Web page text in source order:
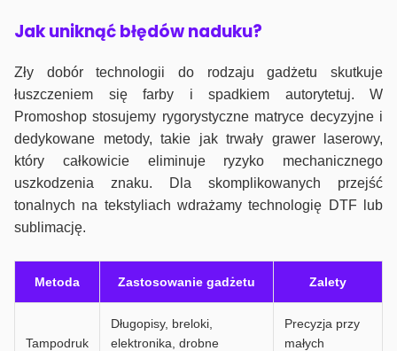
Jak uniknąć błędów naduku?
Zły dobór technologii do rodzaju gadżetu skutkuje
łuszczeniem się farby i spadkiem autorytetuj. W
Promoshop stosujemy rygorystyczne matryce decyzyjne i
dedykowane metody, takie jak trwały grawer laserowy,
który całkowicie eliminuje ryzyko mechanicznego
uszkodzenia znaku. Dla skomplikowanych przejść
tonalnych na tekstyliach wdrażamy technologię DTF lub
sublimację.
Metoda Zastosowanie gadżetu Zalety
Tampodruk
Długopisy, breloki,
elektronika, drobne
Precyzja przy
małych